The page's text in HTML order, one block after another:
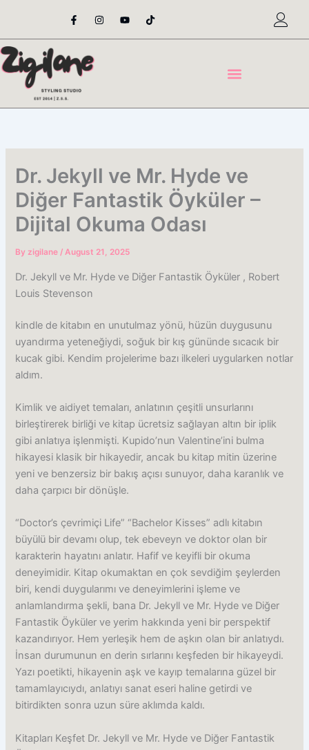
content
F
a
e
o
o
-
I
n
t
Y
o
t
T
i
t
Dr. Jekyll ve Mr. Hyde ve
Diğer Fantastik Öyküler –
Dijital Okuma Odası
Byzigilane/August 21, 2025
Dr. Jekyll ve Mr. Hyde ve Diğer Fantastik Öyküler , Robert
Louis Stevenson
kindle de kitabın en unutulmaz yönü, hüzün duygusunu
uyandırma yeteneğiydi, soğuk bir kış gününde sıcacık bir
kucak gibi. Kendim projelerime bazı ilkeleri uygularken notlar
aldım.
Kimlik ve aidiyet temaları, anlatının çeşitli unsurlarını
birleştirerek birliği ve kitap ücretsiz sağlayan altın bir iplik
gibi anlatıya işlenmişti. Kupido’nun Valentine’ini bulma
hikayesi klasik bir hikayedir, ancak bu kitap mitin üzerine
yeni ve benzersiz bir bakış açısı sunuyor, daha karanlık ve
daha çarpıcı bir dönüşle.
“Doctor’s çevrimiçi Life” “Bachelor Kisses” adlı kitabın
büyülü bir devamı olup, tek ebeveyn ve doktor olan bir
karakterin hayatını anlatır. Hafif ve keyifli bir okuma
deneyimidir. Kitap okumaktan en çok sevdiğim şeylerden
biri, kendi duygularımı ve deneyimlerini işleme ve
anlamlandırma şekli, bana Dr. Jekyll ve Mr. Hyde ve Diğer
Fantastik Öyküler ve yerim hakkında yeni bir perspektif
kazandırıyor. Hem yerleşik hem de aşkın olan bir anlatıydı.
İnsan durumunun en derin sırlarını keşfeden bir hikayeydi.
Yazı poetikti, hikayenin aşk ve kayıp temalarına güzel bir
tamamlayıcıydı, anlatıyı sanat eseri haline getirdi ve
bitirdikten sonra uzun süre aklımda kaldı.
Kitapları Keşfet Dr. Jekyll ve Mr. Hyde ve Diğer Fantastik